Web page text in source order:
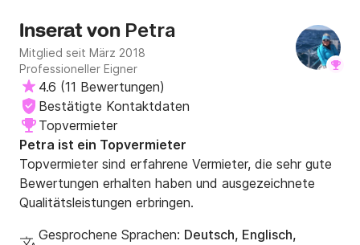
Inserat von Petra
Mitglied seit März 2018
Professioneller Eigner
4.6 (11 Bewertungen)
Bestätigte Kontaktdaten
Topvermieter
Petra ist ein Topvermieter
Topvermieter sind erfahrene Vermieter, die sehr gute
Bewertungen erhalten haben und ausgezeichnete
Qualitätsleistungen erbringen.
Gesprochene Sprachen: Deutsch, Englisch,